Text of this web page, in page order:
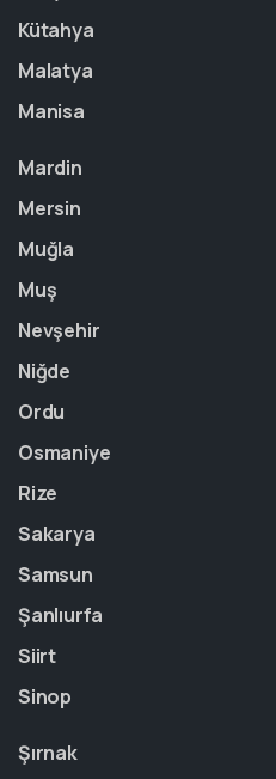
Kütahya
Malatya
Manisa
Mardin
Mersin
Muğla
Muş
Nevşehir
Niğde
Ordu
Osmaniye
Rize
Sakarya
Samsun
Şanlıurfa
Siirt
Sinop
Şırnak